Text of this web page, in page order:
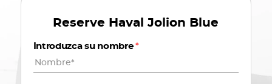
Reserve Haval Jolion Blue
Introduzca su nombre*